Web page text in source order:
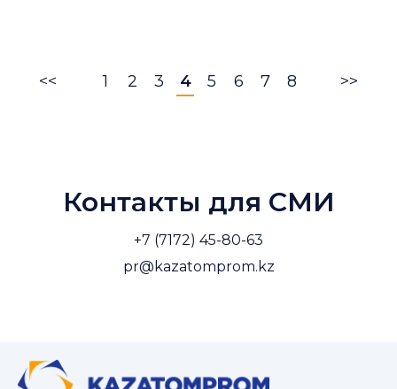
<< 1 2 3 4 5 6 7 8 >>
Контакты для СМИ
+7 (7172) 45-80-63
pr@kazatomprom.kz